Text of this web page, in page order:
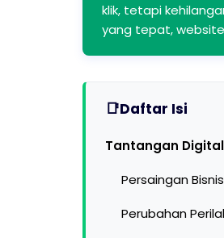
klik, tetapi
yang tepat,
Daftar Isi
Tantangan
Persaingan
Perubahan